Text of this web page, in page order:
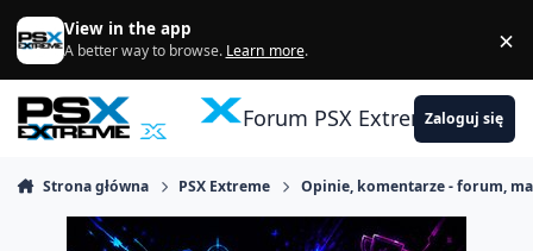
Skocz do zawartości
View in the app
A better way to browse. Learn more. ×
Forum PSX ExtremeZaloguj się
Strona główna PSX Extreme Opinie, komentarze - forum,